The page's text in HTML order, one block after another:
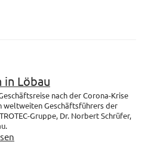
in Löbau
nach der Corona-Krise
weltweiten Geschäftsführers der
Gruppe, Dr. Norbert Schrüfer,